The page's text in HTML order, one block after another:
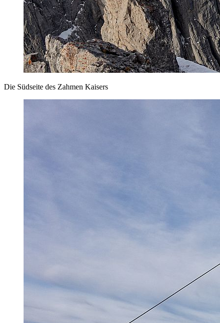
Die Südseite des Zahmen Kaisers